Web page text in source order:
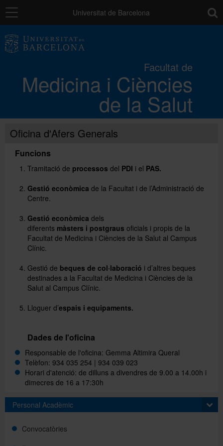
Navegació Universitat de Barcelona
Facultat de
Medicina i Ciències
de la Salut
Els campus
Docència
Convocatòries i ajuts
Oficina d'Afers Generals
Funcions
Tramitació de processos del PDI i el PAS.
Gestió econòmica de la Facultat i de l’Administració de
Centre.
Gestió econòmica dels
diferents màsters i postgraus oficials i propis de la
Facultat de Medicina i Ciències de la Salut al Campus
Clínic.
Gestió de beques de col·laboració i d’altres beques
destinades a la Facultat de Medicina i Ciències de la
Salut al Campus Clínic.
Lloguer d’espais i equipaments.
Dades de l'oficina
Responsable de l'oficina: Gemma Altimira Queral
Telèfon: 934 035 254 | 934 039 023
Horari d'atenció: de dilluns a divendres de 9.00 a 14.00h i
dimecres de 16 a 17:30h
Personal Acadèmic
Convocatòries